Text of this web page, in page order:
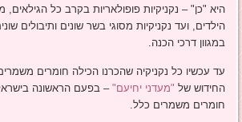
היא "כן" – נקניקיות פופולאריות בקרב כל הגילאים,
הילדים, ועד נקניקיות מסוגי בשר שונים ותיבולים
במגוון דרכי הכנה.
עד עכשיו כל נקניקיה שהכרנו הכילה חומרים
החידוש של "מעדני יחיעם" – בפעם הראשונה
חומרים משמרים כלל.